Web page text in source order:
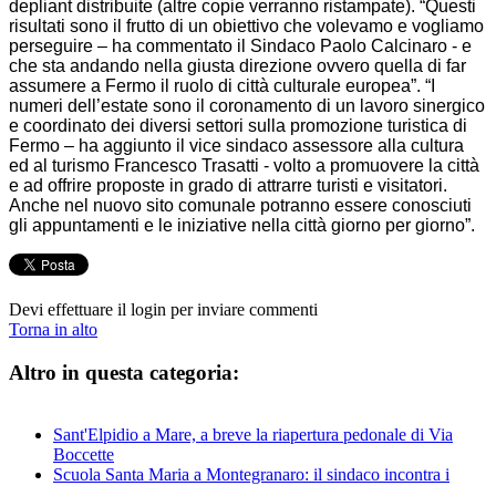
depliant distribuite (altre copie verranno ristampate). “Questi
risultati sono il frutto di un obiettivo che volevamo e vogliamo
perseguire – ha commentato il Sindaco Paolo Calcinaro - e
che sta andando nella giusta direzione ovvero quella di far
assumere a Fermo il ruolo di città culturale europea”. “I
numeri dell’estate sono il coronamento di un lavoro sinergico
e coordinato dei diversi settori sulla promozione turistica di
Fermo – ha aggiunto il vice sindaco assessore alla cultura
ed al turismo Francesco Trasatti - volto a promuovere la città
e ad offrire proposte in grado di attrarre turisti e visitatori.
Anche nel nuovo sito comunale potranno essere conosciuti
gli appuntamenti e le iniziative nella città giorno per giorno”.
Devi effettuare il login per inviare commenti
Torna in alto
Altro in questa categoria:
Sant'Elpidio a Mare, a breve la riapertura pedonale di Via
Boccette
Scuola Santa Maria a Montegranaro: il sindaco incontra i